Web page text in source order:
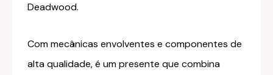
Deadwood.
Com mecânicas envolventes e componentes de
alta qualidade, é um presente que combina